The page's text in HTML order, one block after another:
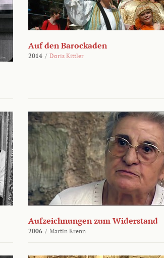
Auf den Barockaden
2014 / Doris Kittler
Aufzeichnungen zum Widerstand
2006 / Martin Krenn